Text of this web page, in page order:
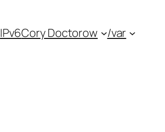
IPv6Cory Doctorow /var